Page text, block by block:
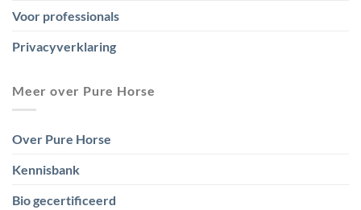
Voor professionals
Privacyverklaring
Meer over Pure Horse
Over Pure Horse
Kennisbank
Bio gecertificeerd